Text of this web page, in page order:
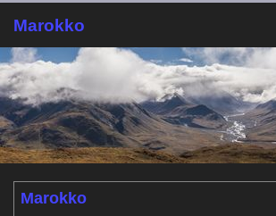
Marokko
Marokko